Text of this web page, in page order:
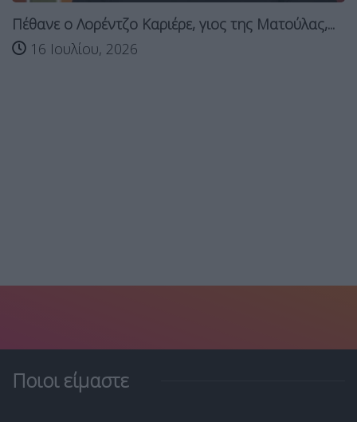
Πέθανε ο Λορέντζο Καριέρε, γιος της Ματούλας,...
16 Ιουλίου, 2026
Ποιοι είμαστε